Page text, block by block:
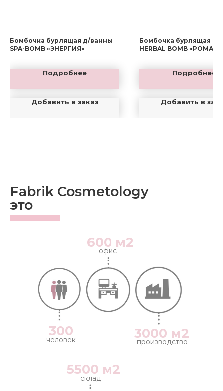
Бомбочка бурлящая д/ванны
SPA-BOMB «ЭНЕРГИЯ»
Подробнее
Добавить в заказ
Бомбочка бурлящая д/
HERBAL BOMB
Подробнее
Добавить в
300
человек
Fabrik Cosmetology
это
600 м2
офис
3000 м2
производство
5500 м2
склад